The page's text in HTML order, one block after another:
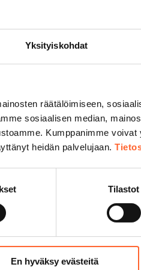
Yksityiskohdat
räätälöimiseen,
sosiaalisen median,
Kumppanimme
heidän palvelujaan.
Tilastot
En hyväksy evästeitä
Tilassa varastotaso
mm. Tikkurilan